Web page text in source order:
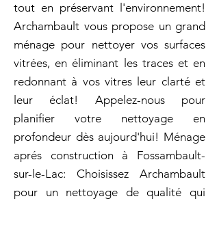
tout en préservant l'environnement!
Archambault vous propose un grand
ménage pour nettoyer vos surfaces
vitrées, en éliminant les traces et en
redonnant à vos vitres leur clarté et
leur éclat! Appelez-nous pour
planifier votre nettoyage en
profondeur dès aujourd'hui! Ménage
aprés construction à Fossambault-
sur-le-Lac: Choisissez Archambault
pour un nettoyage de qualité qui